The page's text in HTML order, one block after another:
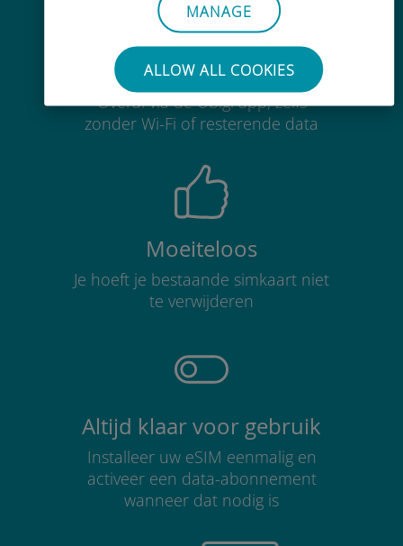
MANAGE
ALLOW ALL COOKIES
Gemakkelijk bijvullen
Overal via de Ubigi app, zelfs
zonder Wi-Fi of resterende data
Moeiteloos
Je hoeft je bestaande simkaart niet
te verwijderen
Altijd klaar voor gebruik
Installeer uw eSIM eenmalig en
activeer een data-abonnement
wanneer dat nodig is